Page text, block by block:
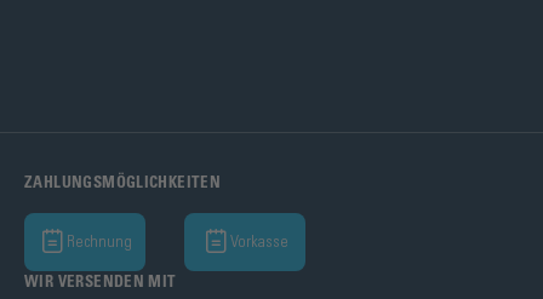
ZAHLUNGSMÖGLICHKEITEN
Rechnung Vorkasse
WIR VERSENDEN MIT